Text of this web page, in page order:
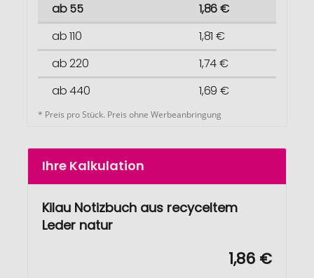
ab 55
1,86 €
ab 110
1,81 €
ab 220
1,74 €
ab 440
1,69 €
* Preis pro Stück. Preis ohne Werbeanbringung
Ihre Kalkulation
Kilau Notizbuch aus recyceltem
Leder natur
1,86 €